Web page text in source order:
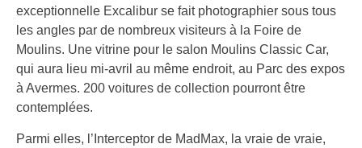
exceptionnelle Excalibur se fait photographier sous tous
les angles par de nombreux visiteurs à la Foire de
Moulins. Une vitrine pour le salon Moulins Classic Car,
qui aura lieu mi-avril au même endroit, au Parc des expos
à Avermes. 200 voitures de collection pourront être
contemplées.
Parmi elles, l’Interceptor de MadMax, la vraie de vraie,